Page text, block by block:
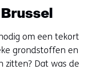
om een tekort
grondstoffen en
zitten? Dat was de